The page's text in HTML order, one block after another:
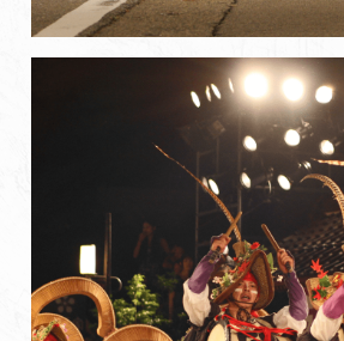
FAQ
動
パンフレットダウンロード
写真ダウンロード
よくあるご質問・お問い合わせ
プライバシーポリシー